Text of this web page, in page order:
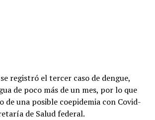
registró el tercer caso de dengue,
de poco más de un mes, por lo que
de una posible coepidemia con Covid-
de Salud federal.